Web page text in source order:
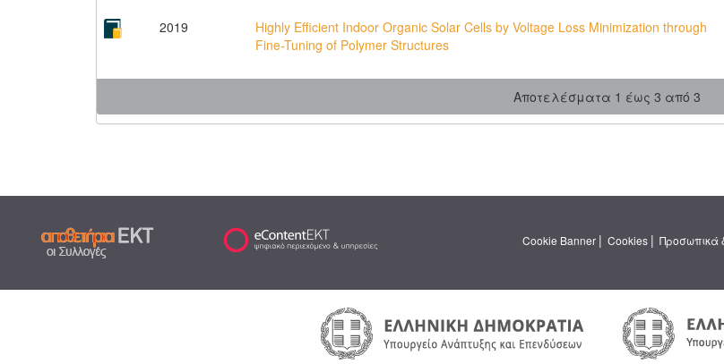
2019
Highly Efficient Indoor Organic Solar Cells by Voltage Loss Minimization through
Fine-Tuning of Polymer Structures
Αποτελέσματα 1 έως 3 από 3
Cookie Banner | Cookies | Προσωπικά